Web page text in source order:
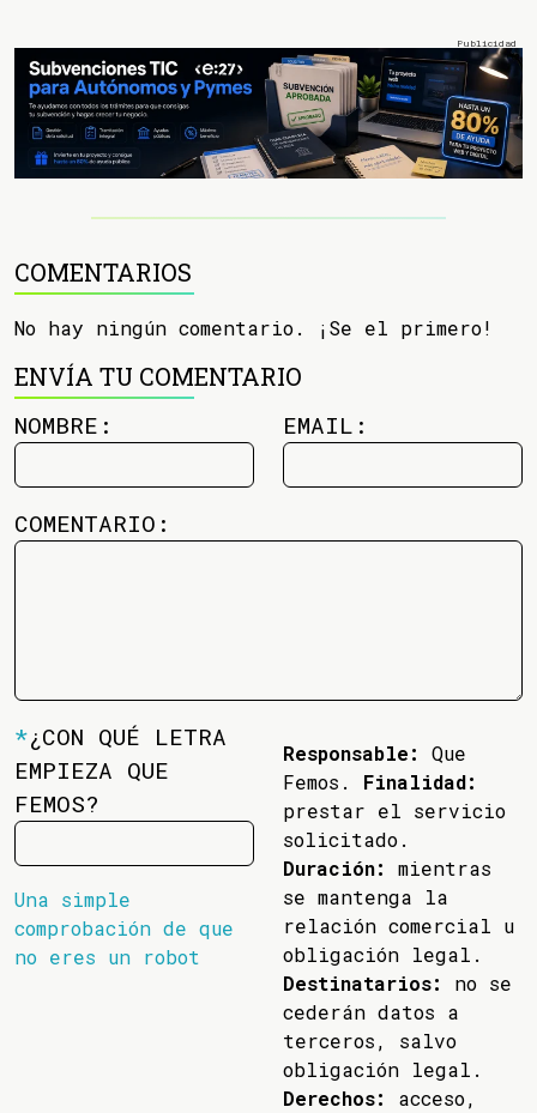
COMENTARIOS
No hay ningún comentario. ¡Se el primero!
ENVÍA TU COMENTARIO
NOMBRE: EMAIL:
COMENTARIO:
*¿CON QUÉ LETRA
EMPIEZA QUE
FEMOS?
Una simple
comprobación de que
no eres un robot
Responsable:
Que
Femos. Finalidad:
prestar el servicio
solicitado.
Duración:
mientras
se mantenga la
relación comercial u
obligación legal.
Destinatarios:
no se
cederán datos a
terceros, salvo
obligación legal.
Derechos:
acceso,